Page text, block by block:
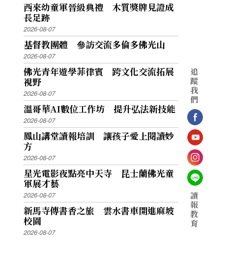
西來幼童軍晉級典禮 木質獎牌見證成
長足跡
2026-08-07
基督教團體 參訪交流多倫多佛光山
2026-08-07
佛光青年遊學菲律賓 跨文化交流拓展
視野
2026-08-07
溫哥華AI數位工作坊 提升弘法新技能
2026-08-07
鳳山講堂讀報培訓 讓孩子愛上閱讀妙
方
2026-08-07
星光電影夜點亮中天寺 昆士蘭佛光童
軍展才藝
2026-08-07
新馬寺傳書香之旅 雲水書車開進麻坡
校園
2026-08-07
追
蹤
我
們
讀
報
教
育